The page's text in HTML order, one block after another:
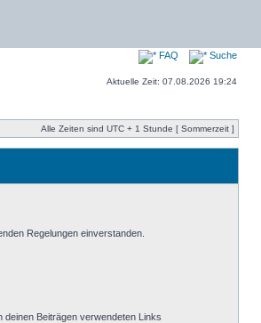
FAQ Suche
Aktuelle Zeit: 07.08.2026 19:24
Alle Zeiten sind UTC + 1 Stunde [ Sommerzeit ]
Regelungen einverstanden.
Beiträgen verwendeten Links